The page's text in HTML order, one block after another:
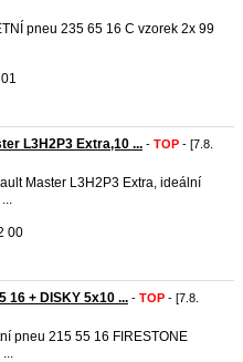
pneu 235 65 16 C vzorek 2x 99
L3H2P3 Extra,10 ... - TOP - [7.8.
Master L3H2P3 Extra, ideální
00
16 + DISKY 5x10 ... - TOP - [7.8.
pneu 215 55 16 FIRESTONE